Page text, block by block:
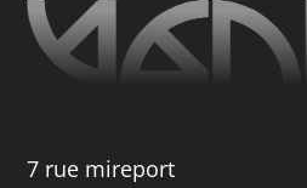
7 rue mireport